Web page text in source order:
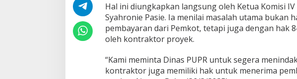
Hal ini diungkapkan langsung oleh Ketua Komisi IV
Syahronie Pasie. Ia menilai masalah utama bukan
pembayaran dari Pemkot, tetapi juga dengan hak
oleh kontraktor proyek.
“Kami meminta Dinas PUPR untuk segera
kontraktor juga memiliki hak untuk menerima